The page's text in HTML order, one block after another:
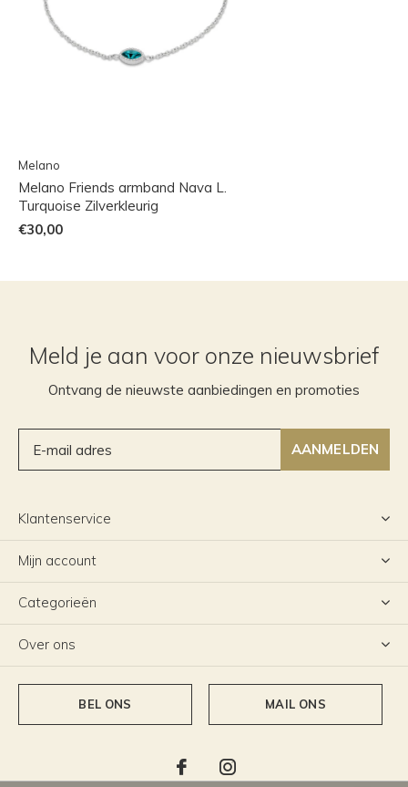
Melano
Melano Friends armband Nava L.
Turquoise Zilverkleurig
€30,00
Meld je aan voor onze nieuwsbrief
Ontvang de nieuwste aanbiedingen en promoties
AANMELDEN
Klantenservice
Mijn account
Categorieën
Over ons
BEL ONS MAIL ONS